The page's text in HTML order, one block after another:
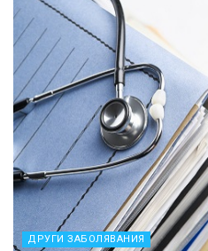
ДРУГИ ЗАБОЛЯВАНИЯ